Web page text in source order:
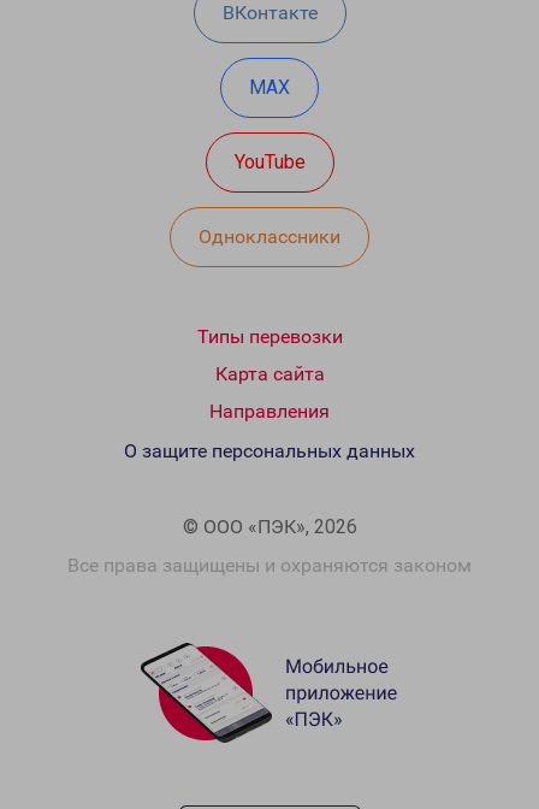
ВКонтакте
MAX
YouTube
Одноклассники
Типы перевозки
Карта сайта
Направления
© ООО «ПЭК», 2026
Все права защищены и охраняются законом
О защите персональных данных